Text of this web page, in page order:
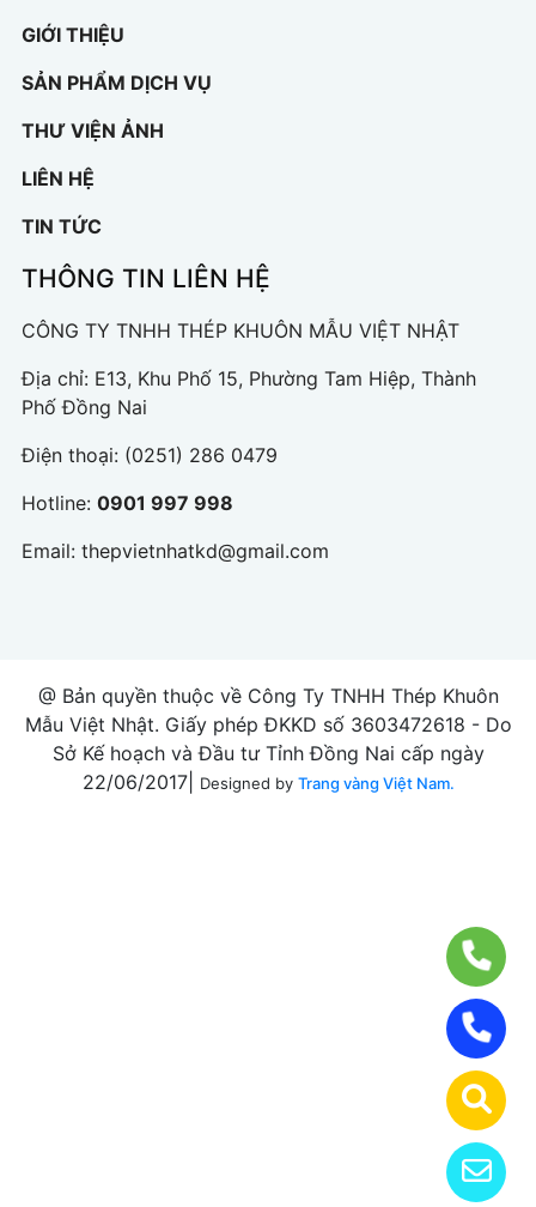
GIỚI THIỆU
SẢN PHẨM DỊCH VỤ
THƯ VIỆN ẢNH
LIÊN HỆ
TIN TỨC
THÔNG TIN LIÊN HỆ
CÔNG TY TNHH THÉP KHUÔN MẪU VIỆT NHẬT
Địa chỉ: E13, Khu Phố 15, Phường Tam Hiệp, Thành
Phố Đồng Nai
Điện thoại: (0251) 286 0479
Hotline: 0901 997 998
Email: thepvietnhatkd@gmail.com
@ Bản quyền thuộc về Công Ty TNHH Thép Khuôn
Mẫu Việt Nhật. Giấy phép ĐKKD số 3603472618 - Do
Sở Kế hoạch và Đầu tư Tỉnh Đồng Nai cấp ngày
22/06/2017|
Designed by Trang vàng Việt Nam.